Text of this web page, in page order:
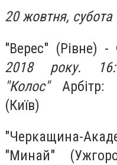
20 жовтня, субота
"Верес" (Рівне)
2018 року.
"Колос"Арбітр:
(Київ)
"Черкащина-
"Минай"